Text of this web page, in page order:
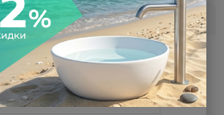
во Срок поставки
заказ
Поделиться